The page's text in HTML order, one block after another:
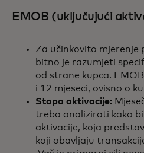
EMOB (uključujući
Za učinkovito mjerenje
bitno je razumjeti
od strane kupca.
i 12 mjeseci, ovisno o
Stopa aktivacije:
treba analizirati kako
aktivacije, koja
koji obavljaju